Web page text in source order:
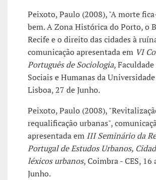
Peixoto, Paulo (2008), "A morte
bem. A Zona Histórica do Porto, o
Recife e o direito das cidades à
comunicação apresentada em VI
Português de Sociologia,
Sociais e Humanas da
Lisboa, 27 de Junho.
Peixoto, Paulo (2008),
requalificação urbanas",
apresentada em III Seminário da
Portugal de Estudos Urbanos,
léxicos urbanos, Coimbra - CES, 16
Junho.